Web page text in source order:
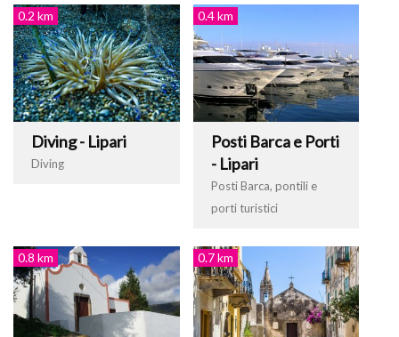
0.2 km
Diving - Lipari
Diving
0.4 km
Posti Barca e Porti
- Lipari
Posti Barca, pontili e
porti turistici
0.8 km 0.7 km